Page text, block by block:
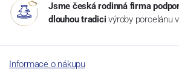
Jsme česká rodinná firma
dlouhou tradici výroby porcelánu
Informace o nákupu